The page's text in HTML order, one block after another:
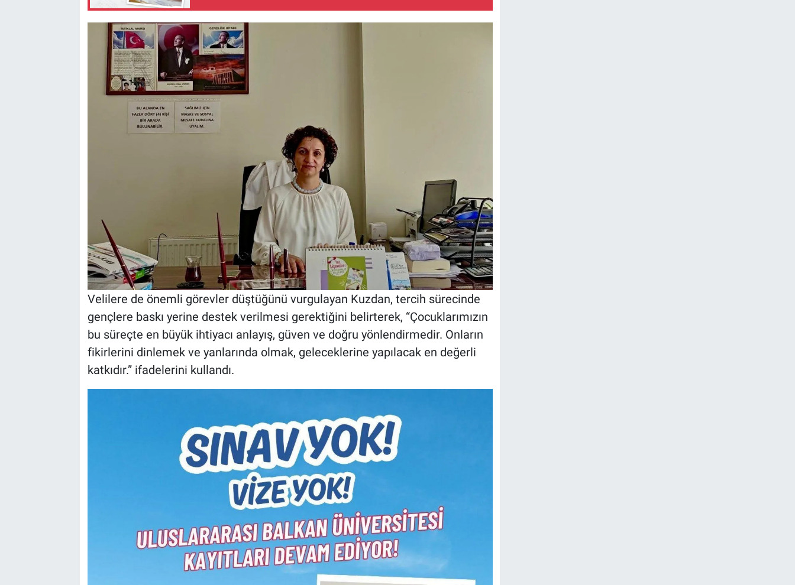
Velilere de önemli görevler düştüğünü vurgulayan Kuzdan, tercih sürecinde
gençlere baskı yerine destek verilmesi gerektiğini belirterek, “Çocuklarımızın
bu süreçte en büyük ihtiyacı anlayış, güven ve doğru yönlendirmedir. Onların
fikirlerini dinlemek ve yanlarında olmak, geleceklerine yapılacak en değerli
katkıdır.” ifadelerini kullandı.